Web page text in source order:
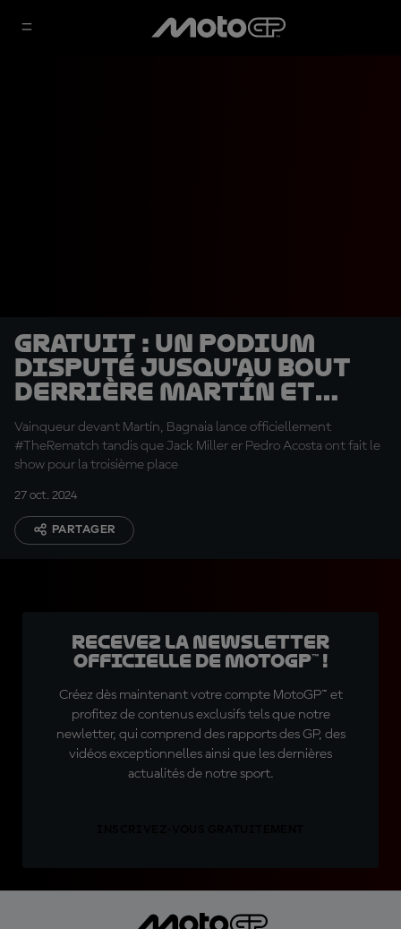
GRATUIT : un podium
disputé jusqu'au bout
derrière Martín et
Bagnaia
Vainqueur devant Martín, Bagnaia lance officiellement
#TheRematch tandis que Jack Miller er Pedro Acosta ont fait le
show pour la troisième place
27 oct. 2024
PARTAGER
Recevez la Newsletter
officielle de MotoGP™ !
Créez dès maintenant votre compte MotoGP™ et
profitez de contenus exclusifs tels que notre
newletter, qui comprend des rapports des GP, des
vidéos exceptionnelles ainsi que les dernières
actualités de notre sport.